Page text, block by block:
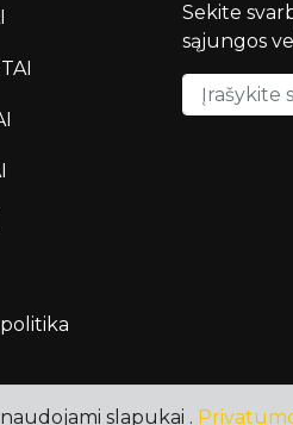
Sekite
sąjungos
slapukai .